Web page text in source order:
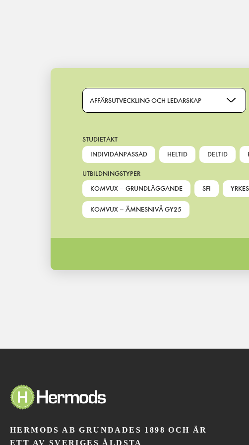
Main Navigation
AFFÄRSUTVECKLING OCH LEDARSKAP
STUDIETAKT
INDIVIDANPASSAD
HELTID DELTID
UTBILDNINGSTYPER
KOMVUX – GRUNDLÄGGANDE
SFI
KOMVUX – ÄMNESNIVÅ GY25
HERMODS AB GRUNDADES 1898 OCH ÄR
ETT AV SVERIGES ÄLDSTA